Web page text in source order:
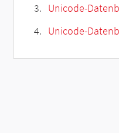
Unicode-
Unicode-